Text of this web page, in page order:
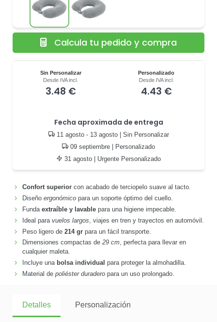
Sin Personalizar
Desde IVA incl.
3.48 €
Personalizado
Desde IVA incl.
4.43 €
Fecha aproximada de entrega
11 agosto - 13 agosto| Sin Personalizar
09 septiembre | Personalizado
31 agosto | Urgente Personalizado
Calcula tu pedido y compra
Confort superiorcon acabado de terciopelo suave al tacto.
Diseño ergonómicopara un soporte óptimo del cuello.
Funda extraíble y lavablepara una higiene impecable.
Ideal para vuelos largos , viajes en tren y trayectos en automóvil.
Peso ligero de 214 grpara un fácil transporte.
Dimensiones compactas de 29 cm, perfecta para llevar en
cualquier maleta.
Incluye una bolsa individual para proteger la almohadilla.
Material de poliéster duraderopara un uso prolongado.
Detalles Personalización